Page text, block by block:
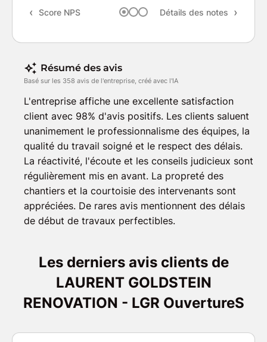
Score NPS Détails des notes
Résumé des avis
Basé sur les 358 avis de l'entreprise, créé avec l'IA
L'entreprise affiche une excellente satisfaction
client avec 98% d'avis positifs. Les clients saluent
unanimement le professionnalisme des équipes, la
qualité du travail soigné et le respect des délais.
La réactivité, l'écoute et les conseils judicieux sont
régulièrement mis en avant. La propreté des
chantiers et la courtoisie des intervenants sont
appréciées. De rares avis mentionnent des délais
de début de travaux perfectibles.
Les derniers avis clients de
LAURENT GOLDSTEIN
RENOVATION - LGR OuvertureS